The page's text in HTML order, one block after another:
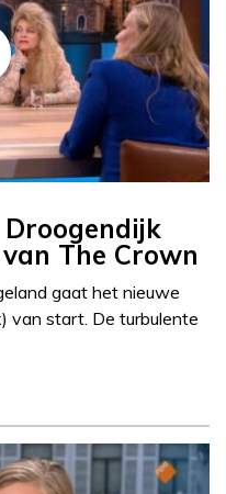
Droogendijk
The Crown
gaat het nieuwe
van start. De turbulente